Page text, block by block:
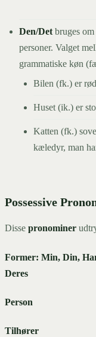
Den/Det bruges om
personer. Valget
grammatiske køn
Bilen (fk.) er
Huset (ik.) er
Katten (fk.)
kæledyr, man
Possessive
Disse pronominer
Former: Min, Din,
Deres
Person
Tilhører